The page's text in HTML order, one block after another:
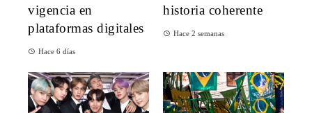
vigencia en
plataformas digitales
Hace 6 días
historia coherente
Hace 2 semanas